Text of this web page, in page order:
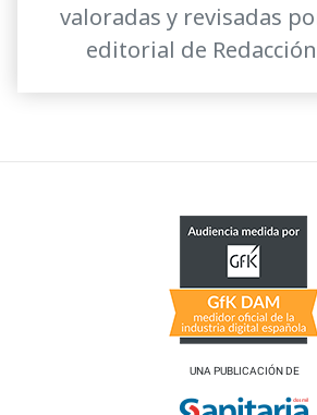
valoradas y revisadas
editorial de
UNA PUBLICACIÓN DE